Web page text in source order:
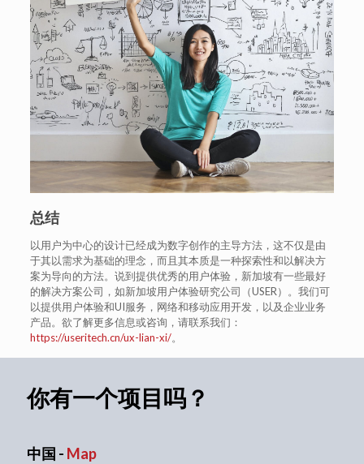
总结
以用户为中心的设计已经成为数字创作的主导方法，这不仅是由
于其以需求为基础的理念，而且其本质是一种探索性和以解决方
案为导向的方法。说到提供优秀的用户体验，新加坡有一些最好
的解决方案公司，如新加坡用户体验研究公司（USER）。我们可
以提供用户体验和UI服务，网络和移动应用开发，以及企业业务
产品。欲了解更多信息或咨询，请联系我们：
https://useritech.cn/ux-lian-xi/。
你有一个项目吗？
中国 - Map